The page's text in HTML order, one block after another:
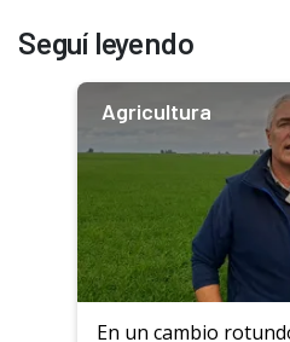
Seguí leyendo
Agricultura
En un cambio